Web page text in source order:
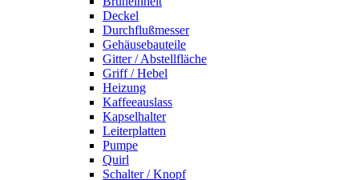
Deckel
Durchflußmesser
Gehäusebauteile
Gitter / Abstellfläche
Griff / Hebel
Heizung
Kaffeeauslass
Kapselhalter
Leiterplatten
Pumpe
Quirl
Schalter / Knopf